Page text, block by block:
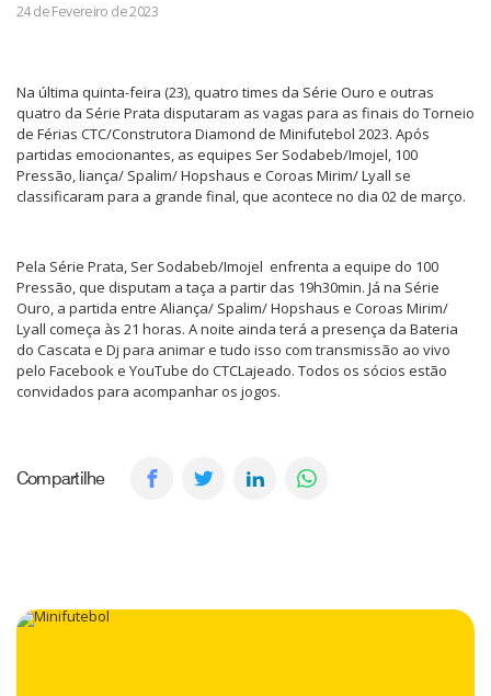
24 de Fevereiro de 2023
Na última quinta-feira (23), quatro times da Série Ouro e outras
quatro da Série Prata disputaram as vagas para as finais do Torneio
de Férias CTC/Construtora Diamond de Minifutebol 2023. Após
partidas emocionantes, as equipes Ser Sodabeb/Imojel, 100
Pressão, liança/ Spalim/ Hopshaus e Coroas Mirim/ Lyall se
classificaram para a grande final, que acontece no dia 02 de março.
Pela Série Prata, Ser Sodabeb/Imojel enfrenta a equipe do 100
Pressão, que disputam a taça a partir das 19h30min. Já na Série
Ouro, a partida entre Aliança/ Spalim/ Hopshaus e Coroas Mirim/
Lyall começa às 21 horas. A noite ainda terá a presença da Bateria
do Cascata e Dj para animar e tudo isso com transmissão ao vivo
pelo Facebook e YouTube do CTCLajeado. Todos os sócios estão
convidados para acompanhar os jogos.
Compartilhe